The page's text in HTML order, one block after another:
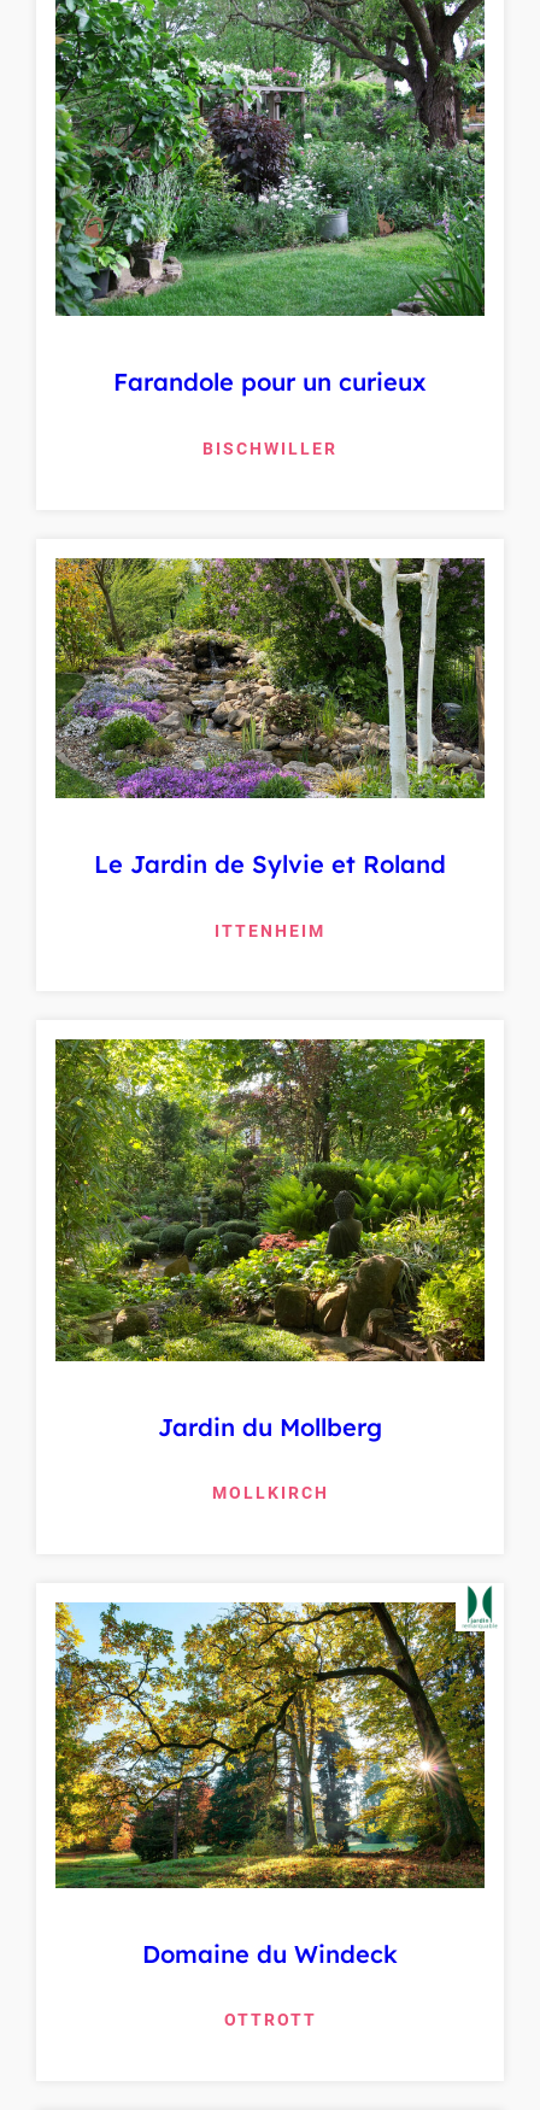
Farandole pour un curieux
BISCHWILLER
Le Jardin de Sylvie et Roland
ITTENHEIM
Jardin du Mollberg
MOLLKIRCH
Domaine du Windeck
OTTROTT